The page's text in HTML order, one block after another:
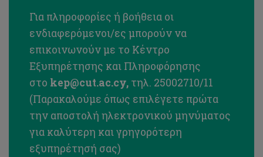
Για πληροφορίες ή βοήθεια οι
ενδιαφερόμενοι/ες μπορούν να
επικοινωνούν με το Κέντρο
Εξυπηρέτησης και Πληροφόρησης
στο kep@cut.ac.cy, τηλ. 25002710/11
(Παρακαλούμε όπως επιλέγετε πρώτα
την αποστολή ηλεκτρονικού μηνύματος
για καλύτερη και γρηγορότερη
εξυπηρέτησή σας)
Θέσεις
για